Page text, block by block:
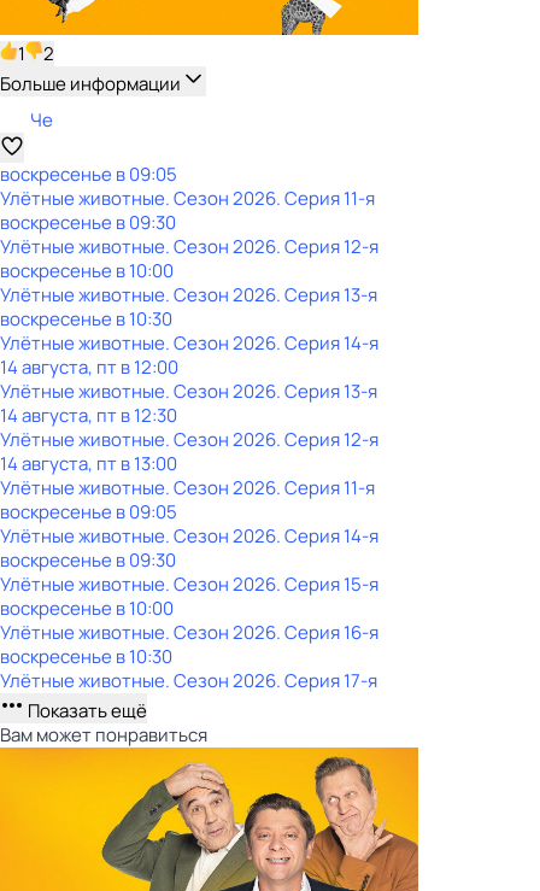
1
2
Больше информации
Че
воскресенье в09:05
Улётные животные. Сезон 2026. Серия 11-я
воскресенье в09:30
Улётные животные. Сезон 2026. Серия 12-я
воскресенье в10:00
Улётные животные. Сезон 2026. Серия 13-я
воскресенье в10:30
Улётные животные. Сезон 2026. Серия 14-я
14 августа, пт в 12:00
Улётные животные. Сезон 2026. Серия 13-я
14 августа, пт в 12:30
Улётные животные. Сезон 2026. Серия 12-я
14 августа, пт в 13:00
Улётные животные. Сезон 2026. Серия 11-я
воскресенье в09:05
Улётные животные. Сезон 2026. Серия 14-я
воскресенье в09:30
Улётные животные. Сезон 2026. Серия 15-я
воскресенье в10:00
Улётные животные. Сезон 2026. Серия 16-я
воскресенье в10:30
Улётные животные. Сезон 2026. Серия 17-я
Показать ещё
Вам может понравиться